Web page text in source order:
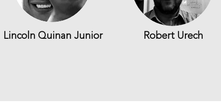
Lincoln Quinan Junior Robert Urech